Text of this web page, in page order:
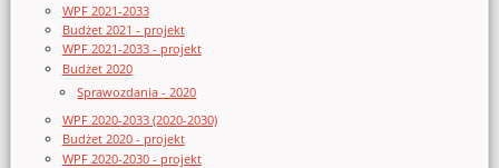
WPF 2021-2033
Budżet 2021 - projekt
WPF 2021-2033 - projekt
Budżet 2020
Sprawozdania - 2020
WPF 2020-2033 (2020-2030)
Budżet 2020 - projekt
WPF 2020-2030 - projekt